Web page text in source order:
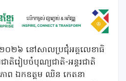
ាំ២០២៦ នៅសាលប្រជុំអគ្គលេខាធិ
ជាតិរៀបចំបុណ្យជាតិ-អន្តរជាតិ
ាព ឯកឧត្តម ឈិន កេតនា